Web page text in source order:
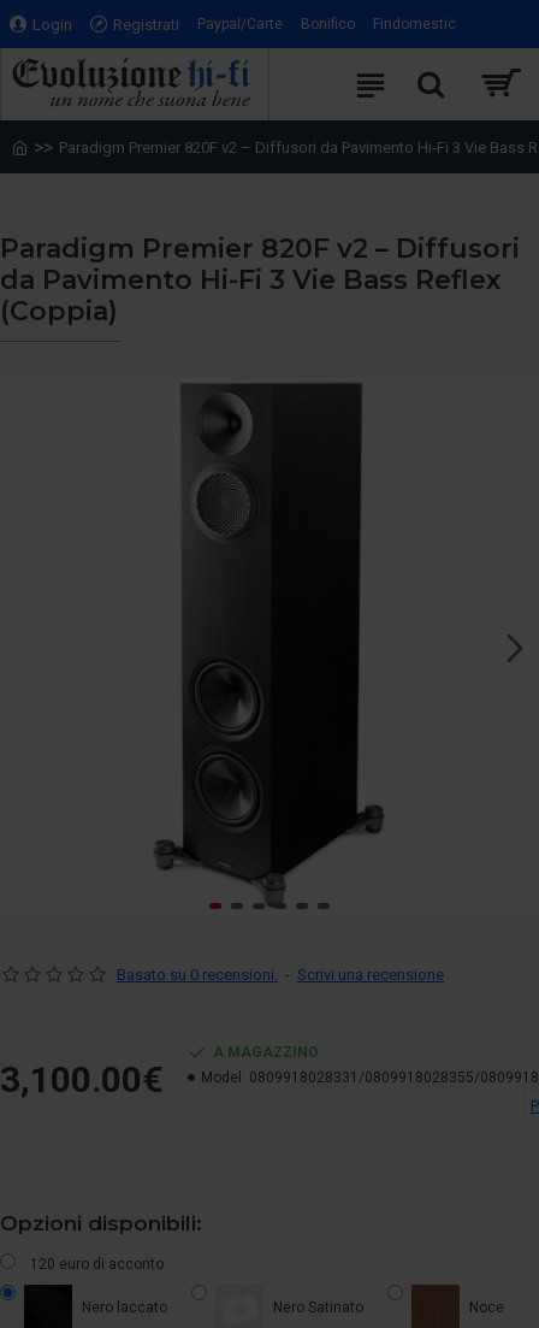
Login Registrati Paypal/Carte Bonifico Findomestic
Paradigm Premier 820F v2 – Diffusori da Pavimento Hi-Fi 3 Vie Bass
Paradigm Premier 820F v2 – Diffusori
da Pavimento Hi-Fi 3 Vie Bass Reflex
(Coppia)
Basato su 0 recensioni. - Scrivi una recensione
3,100.00€
A MAGAZZINO
Model: 0809918028331/0809918028355/
Opzioni disponibili:
120 euro di acconto
Nero laccato Nero Satinato Noce